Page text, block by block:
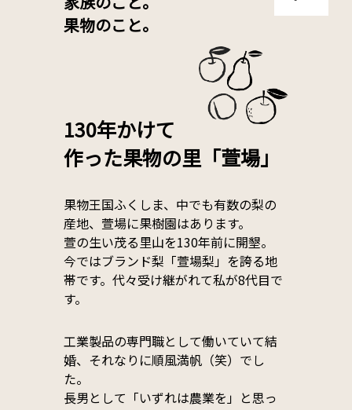
果物のこと。
130年かけて
作った果物の里「萱場」
果物王国ふくしま、中でも有数の梨の
産地、萱場に果樹園はあります。
萱の生い茂る里山を130年前に開墾。
今ではブランド梨「萱場梨」を誇る地
帯です。代々受け継がれて私が8代目で
す。
工業製品の専門職として働いていて結
婚、それなりに順風満帆（笑）でし
た。
長男として「いずれは農業を」と思っ